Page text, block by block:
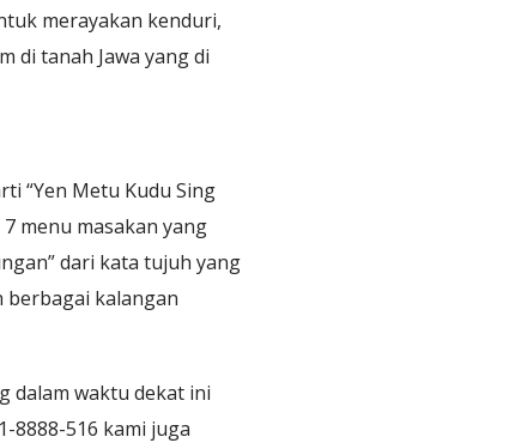
merayakan kenduri,
di tanah Jawa yang di
“Yen Metu Kudu Sing
menu masakan yang
dari kata tujuh yang
berbagai kalangan
dalam waktu dekat ini
8888-516 kami juga